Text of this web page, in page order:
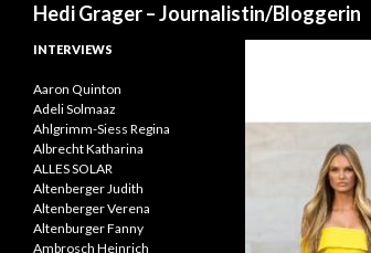
Hedi Grager – Journalistin/Bloggerin
INTERVIEWS
Aaron Quinton
Adeli Solmaaz
Ahlgrimm-Siess Regina
Albrecht Katharina
ALLES SOLAR
Altenberger Judith
Altenberger Verena
Altenburger Fanny
Ambrosch Heinrich